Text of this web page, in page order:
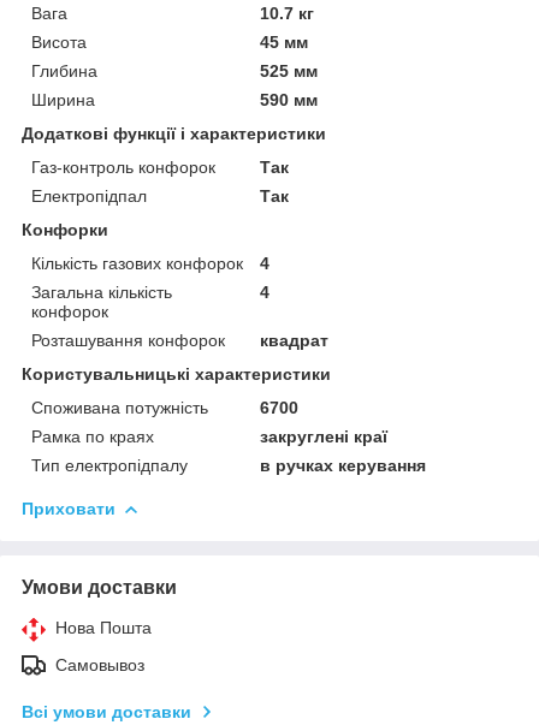
Вага
10.7 кг
Висота
45 мм
Глибина
525 мм
Ширина
590 мм
Додаткові функції і характеристики
Газ-контроль конфорок
Так
Електропідпал
Так
Конфорки
Кількість газових конфорок
4
Загальна кількість
конфорок
4
Розташування конфорок
квадрат
Користувальницькі характеристики
Споживана потужність
6700
Рамка по краях
закруглені краї
Тип електропідпалу
в ручках керування
Приховати
Умови доставки
Нова Пошта
Самовывоз
Всі умови доставки